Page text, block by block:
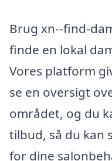
Brug xn--find-
finde en lokal
Vores platform
se en oversigt
området, og du
tilbud, så du kan
for dine